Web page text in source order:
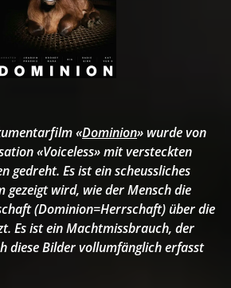
«Dominion» wurde von
«Voiceless» mit versteckten
gedreht. Es ist ein scheussliches
gezeigt wird, wie der Mensch die
(Dominion=Herrschaft) über die
Es ist ein Machtmissbrauch, der
diese Bilder vollumfänglich erfasst